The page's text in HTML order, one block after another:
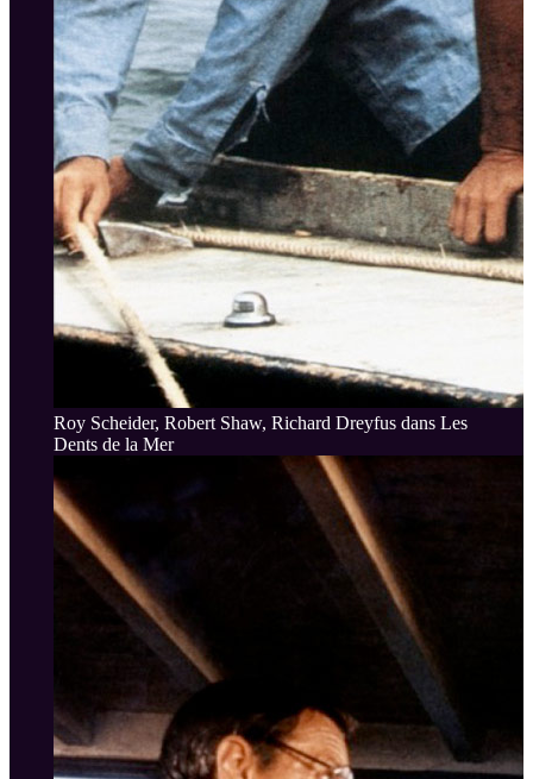
Roy Scheider, Robert Shaw, Richard Dreyfus dans Les
Dents de la Mer